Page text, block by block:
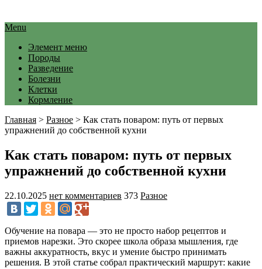
Menu
Элемент меню
Породы
Разведение
Болезни
Клетки
Кормление
Главная > Разное > Как стать поваром: путь от первых
упражнений до собственной кухни
Как стать поваром: путь от первых
упражнений до собственной кухни
22.10.2025 нет комментариев 373 Разное
Обучение на повара — это не просто набор рецептов и
приемов нарезки. Это скорее школа образа мышления, где
важны аккуратность, вкус и умение быстро принимать
решения. В этой статье собрал практический маршрут: какие